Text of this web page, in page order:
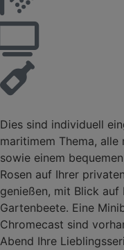
Dies sind individuell
maritimem Thema,
sowie einem
Rosen auf Ihrer
genießen, mit Blick
Gartenbeete. Eine
Chromecast sind
Abend Ihre